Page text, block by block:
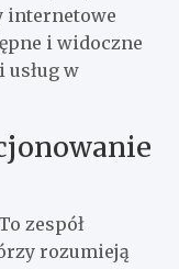
internetowe
i widoczne
usług w
zespół
rozumieją